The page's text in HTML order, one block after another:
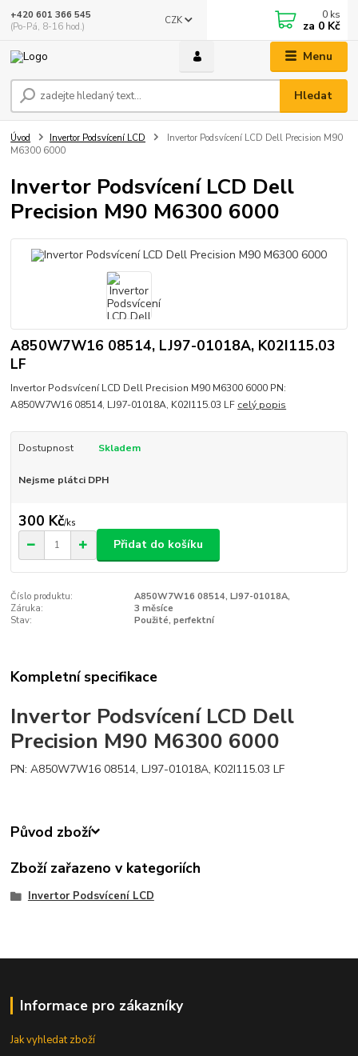
Menu
CZK
Hledat
+420 601 366 545
(Po-Pá, 8-16 hod.)
0 ks
za 0 Kč
Úvod Invertor Podsvícení LCD
Invertor Podsvícení LCD Dell Precision M90
M6300 6000
Invertor Podsvícení LCD Dell
Precision M90 M6300 6000
A850W7W16 08514, LJ97-01018A, K02I115.03
LF
Invertor Podsvícení LCD Dell Precision M90 M6300 6000 PN:
A850W7W16 08514, LJ97-01018A, K02I115.03 LF celý popis
Dostupnost Skladem
Nejsme plátci DPH
300 Kč/ks
Přidat do košíku
Číslo produktu:
A850W7W16 08514, LJ97-01018A,
Záruka:
3 měsíce
Stav:
Použité, perfektní
Kompletní specifikace
Invertor Podsvícení LCD Dell
Precision M90 M6300 6000
PN: A850W7W16 08514, LJ97-01018A, K02I115.03 LF
Původ zboží
Zboží zařazeno v kategoriích
Invertor Podsvícení LCD
Informace pro zákazníky
Jak vyhledat zboží